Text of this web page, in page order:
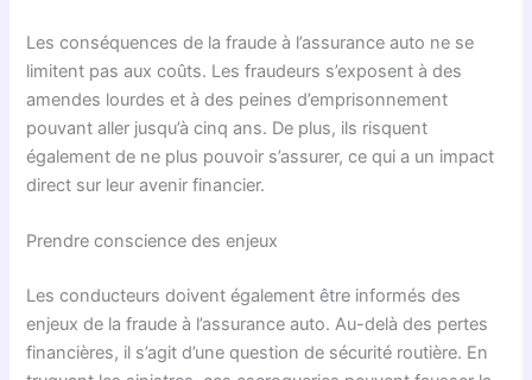
Les conséquences de la fraude à l’assurance auto ne se
limitent pas aux coûts. Les fraudeurs s’exposent à des
amendes lourdes et à des peines d’emprisonnement
pouvant aller jusqu’à cinq ans. De plus, ils risquent
également de ne plus pouvoir s’assurer, ce qui a un impact
direct sur leur avenir financier.
Prendre conscience des enjeux
Les conducteurs doivent également être informés des
enjeux de la fraude à l’assurance auto. Au-delà des pertes
financières, il s’agit d’une question de sécurité routière. En